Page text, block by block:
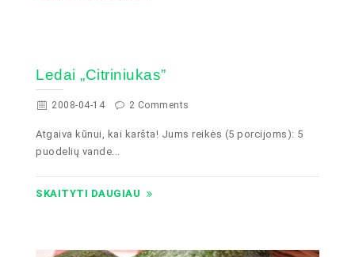
Ledai „Citriniukas”
2008-04-14 2 Comments
Atgaiva kūnui, kai karšta! Jums reikės (5 porcijoms): 5
puodelių vande...
SKAITYTI DAUGIAU